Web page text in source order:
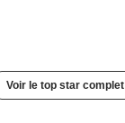
Voir le top star complet